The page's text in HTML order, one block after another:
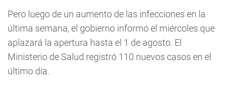
Pero luego de un aumento de las infecciones en la
última semana, el gobierno informó el miércoles que
aplazará la apertura hasta el 1 de agosto. El
Ministerio de Salud registró 110 nuevos casos en el
último día.